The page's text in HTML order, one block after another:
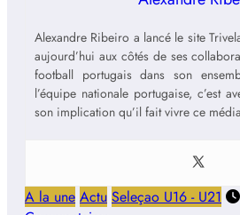
Alexandre Ribeiro a lancé le site
aujourd’hui aux côtés de ses
football portugais dans son
l’équipe nationale portugaise, c’est
son implication qu’il fait vivre ce
A la une Actu Seleçao U16 - U21